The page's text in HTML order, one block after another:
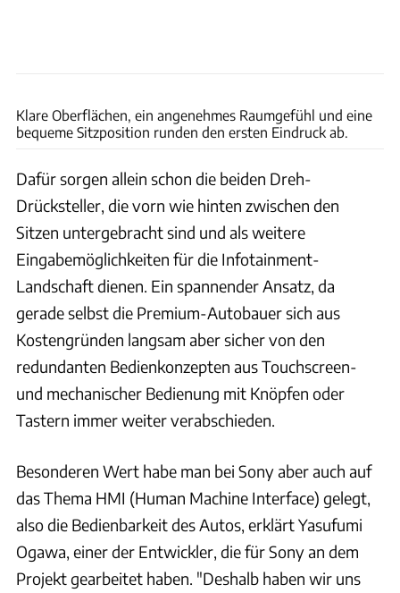
Klare Oberflächen, ein angenehmes Raumgefühl und eine
bequeme Sitzposition runden den ersten Eindruck ab.
Dafür sorgen allein schon die beiden Dreh-
Drücksteller, die vorn wie hinten zwischen den
Sitzen untergebracht sind und als weitere
Eingabemöglichkeiten für die Infotainment-
Landschaft dienen. Ein spannender Ansatz, da
gerade selbst die Premium-Autobauer sich aus
Kostengründen langsam aber sicher von den
redundanten Bedienkonzepten aus Touchscreen-
und mechanischer Bedienung mit Knöpfen oder
Tastern immer weiter verabschieden.
Besonderen Wert habe man bei Sony aber auch auf
das Thema HMI (Human Machine Interface) gelegt,
also die Bedienbarkeit des Autos, erklärt Yasufumi
Ogawa, einer der Entwickler, die für Sony an dem
Projekt gearbeitet haben. "Deshalb haben wir uns